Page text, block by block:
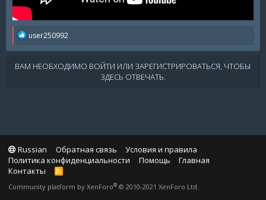
R
a
c
t
user250992
ВАМ НЕОБХОДИМО ВОЙТИ ИЛИ ЗАРЕГИСТРИРОВАТЬСЯ, ЧТОБЫ
ЗДЕСЬ ОТВЕЧАТЬ.
Russian Обратная связь
Условия и правила
Политика конфиденциальности
Помощь
Главная
Контакты
R
S
Community platform by XenForo® © 2010-2021 XenForo Ltd.